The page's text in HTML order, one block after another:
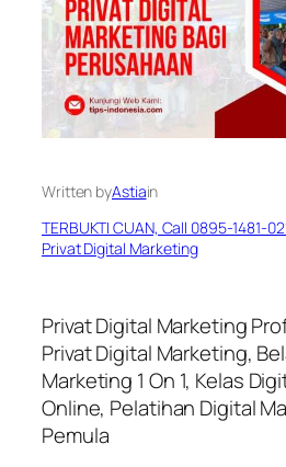
Written byAstiain
TERBUKTI CUAN, Call 0895-1481-
Privat Digital Marketing
Privat Digital Marketing
Privat Digital Marketing,
Marketing 1 On 1, Kelas
Online, Pelatihan Digital
Pemula